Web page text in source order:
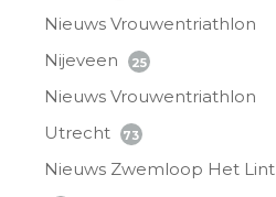
Nieuws Vrouwentriathlon
Nijeveen
25
Nieuws Vrouwentriathlon
Utrecht
73
Nieuws Zwemloop Het Lint